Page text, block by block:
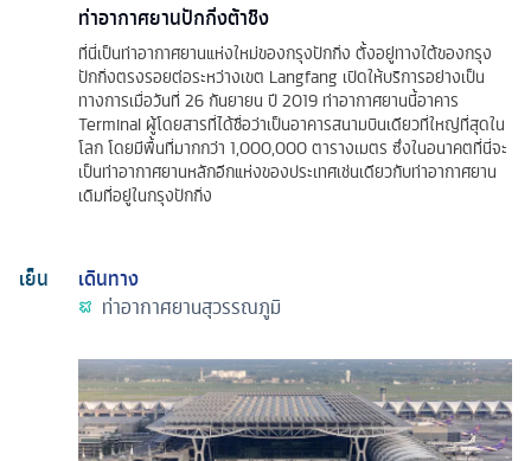
ท่าอากาศยานปักกิ่งต้าชิง
ที่นี่เป็นท่าอากาศยานแห่งใหม่ของกรุงปักกิ่ง ตั้งอยู่ทางใต้ของกรุง
ปักกิ่งตรงรอยต่อระหว่างเขต Langfang เปิดให้บริการอย่างเป็น
ทางการเมื่อวันที่ 26 กันยายน ปี 2019 ท่าอากาศยานนี้อาคาร
Terminal ผู้โดยสารที่ได้ชื่อว่าเป็นอาคารสนามบินเดียวที่ใหญ่ที่สุดใน
โลก โดยมีพื้นที่มากกว่า 1,000,000 ตารางเมตร ซึ่งในอนาคตที่นี่จะ
เป็นท่าอากาศยานหลักอีกแห่งของประเทศเช่นเดียวกับท่าอากาศยาน
เดิมที่อยู่ในกรุงปักกิ่ง
เย็น
เดินทาง
ท่าอากาศยานสุวรรณภูมิ